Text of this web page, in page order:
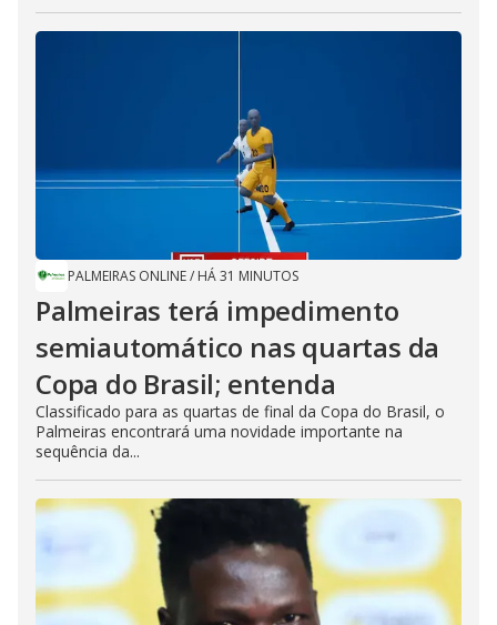
PALMEIRAS ONLINE/ HÁ 31 MINUTOS
Palmeiras terá impedimento
semiautomático nas quartas da
Copa do Brasil; entenda
Classificado para as quartas de final da Copa do Brasil, o
Palmeiras encontrará uma novidade importante na
sequência da...